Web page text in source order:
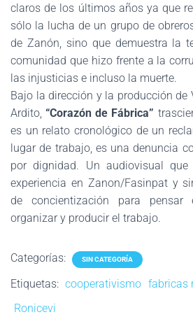
claros de los últimos años ya que
sólo la lucha de un grupo de
de Zanón, sino que demuestra la
comunidad que hizo frente a la
las injusticias e incluso la muerte.
Bajo la dirección y la producción de
Ardito,“Corazón de Fábrica”
es un relato cronológico de un
lugar de trabajo, es una denuncia
por dignidad. Un audiovisual
experiencia en Zanon/Fasinpat y
de concientización para
organizar y producir el trabajo.
Categorías: SIN CATEGORÍA
Etiquetas: cooperativismo fabricas
Ronicevi